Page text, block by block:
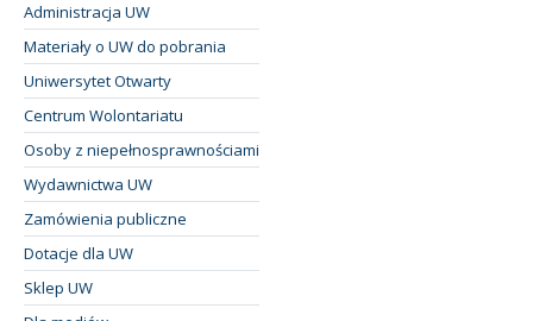
Administracja UW
Materiały o UW do pobrania
Uniwersytet Otwarty
Centrum Wolontariatu
Osoby z niepełnosprawnościami
Wydawnictwa UW
Zamówienia publiczne
Dotacje dla UW
Sklep UW